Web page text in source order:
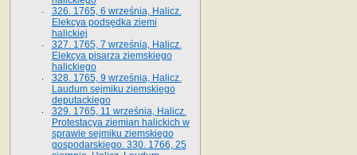
326. 1765, 6 września, Halicz.
Elekcya podsędka ziemi
halickiej
327. 1765, 7 września, Halicz.
Elekcya pisarza ziemskiego
halickiego
328. 1765, 9 września, Halicz.
Laudum sejmiku ziemskiego
deputackiego
329. 1765, 11 września, Halicz.
Protestacya ziemian halickich w
sprawie sejmiku ziemskiego
gospodarskiego. 330. 1766, 25